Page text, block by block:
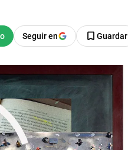
Seguir en Guardar